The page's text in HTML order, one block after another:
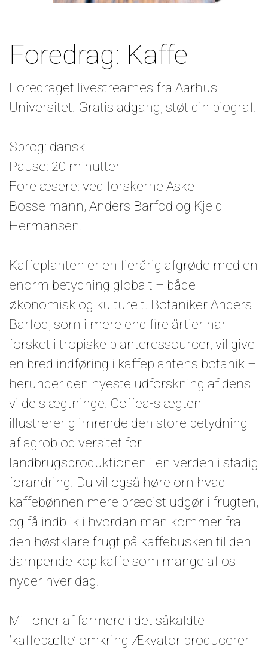
Foredrag: Kaffe
Foredraget livestreames fra Aarhus
Universitet. Gratis adgang, støt din biograf.
Sprog: dansk
Pause: 20 minutter
Forelæsere: ved forskerne Aske
Bosselmann, Anders Barfod og Kjeld
Hermansen.
Kaffeplanten er en flerårig afgrøde med en
enorm betydning globalt – både
økonomisk og kulturelt. Botaniker Anders
Barfod, som i mere end fire årtier har
forsket i tropiske planteressourcer, vil give
en bred indføring i kaffeplantens botanik –
herunder den nyeste udforskning af dens
vilde slægtninge. Coffea-slægten
illustrerer glimrende den store betydning
af agrobiodiversitet for
landbrugsproduktionen i en verden i stadig
forandring. Du vil også høre om hvad
kaffebønnen mere præcist udgør i frugten,
og få indblik i hvordan man kommer fra
den høstklare frugt på kaffebusken til den
dampende kop kaffe som mange af os
nyder hver dag.
Millioner af farmere i det såkaldte
’kaffebælte’ omkring Ækvator producerer